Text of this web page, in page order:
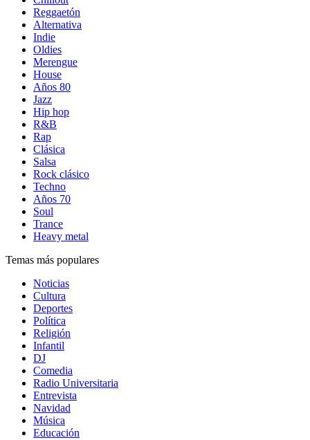
Reggaetón
Alternativa
Indie
Oldies
Merengue
House
Años 80
Jazz
Hip hop
R&B
Rap
Clásica
Salsa
Rock clásico
Techno
Años 70
Soul
Trance
Heavy metal
Temas más populares
Noticias
Cultura
Deportes
Política
Religión
Infantil
DJ
Comedia
Radio Universitaria
Entrevista
Navidad
Música
Educación